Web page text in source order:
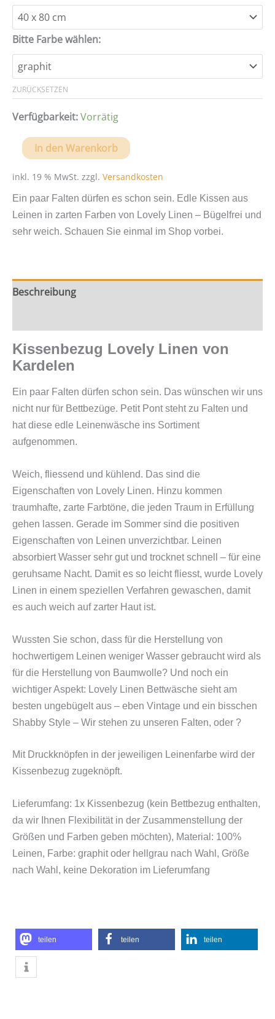
Bitte Farbe wählen:
ZURÜCKSETZEN
Verfügbarkeit:Vorrätig
Kopfkissenbezug
Lovely
Linen
von
Kardelen
In den Warenkorb
inkl. 19 % MwSt. zzgl. Versandkosten
Ein paar Falten dürfen es schon sein. Edle Kissen aus
Leinen in zarten Farben von Lovely Linen – Bügelfrei und
sehr weich. Schauen Sie einmal im Shop vorbei.
Beschreibung
Kissenbezug Lovely Linen von
Kardelen
Ein paar Falten dürfen schon sein. Das wünschen wir uns
nicht nur für Bettbezüge. Petit Pont steht zu Falten und
hat diese edle Leinenwäsche ins Sortiment
aufgenommen.
Weich, fliessend und kühlend. Das sind die
Eigenschaften von Lovely Linen. Hinzu kommen
traumhafte, zarte Farbtöne, die jeden Traum in Erfüllung
gehen lassen. Gerade im Sommer sind die positiven
Eigenschaften von Leinen unverzichtbar. Leinen
absorbiert Wasser sehr gut und trocknet schnell – für eine
geruhsame Nacht. Damit es so leicht fliesst, wurde Lovely
Linen in einem speziellen Verfahren gewaschen, damit
es auch weich auf zarter Haut ist.
Wussten Sie schon, dass für die Herstellung von
hochwertigem Leinen weniger Wasser gebraucht wird als
für die Herstellung von Baumwolle? Und noch ein
wichtiger Aspekt: Lovely Linen Bettwäsche sieht am
besten ungebügelt aus – eben Vintage und ein bisschen
Shabby Style – Wir stehen zu unseren Falten, oder ?
Mit Druckknöpfen in der jeweiligen Leinenfarbe wird der
Kissenbezug zugeknöpft.
Lieferumfang: 1x Kissenbezug (kein Bettbezug enthalten,
da wir Ihnen Flexibilität in der Zusammenstellung der
Größen und Farben geben möchten), Material: 100%
Leinen, Farbe: graphit oder hellgrau nach Wahl, Größe
nach Wahl, keine Dekoration im Lieferumfang
teilen teilen teilen